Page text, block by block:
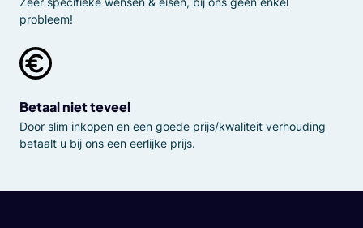
probleem!
Betaal niet teveel
Door slim inkopen en een goede prijs/kwaliteit verhouding
betaalt u bij ons een eerlijke prijs.